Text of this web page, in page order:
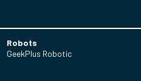
Robots
GeekPlus Robotic